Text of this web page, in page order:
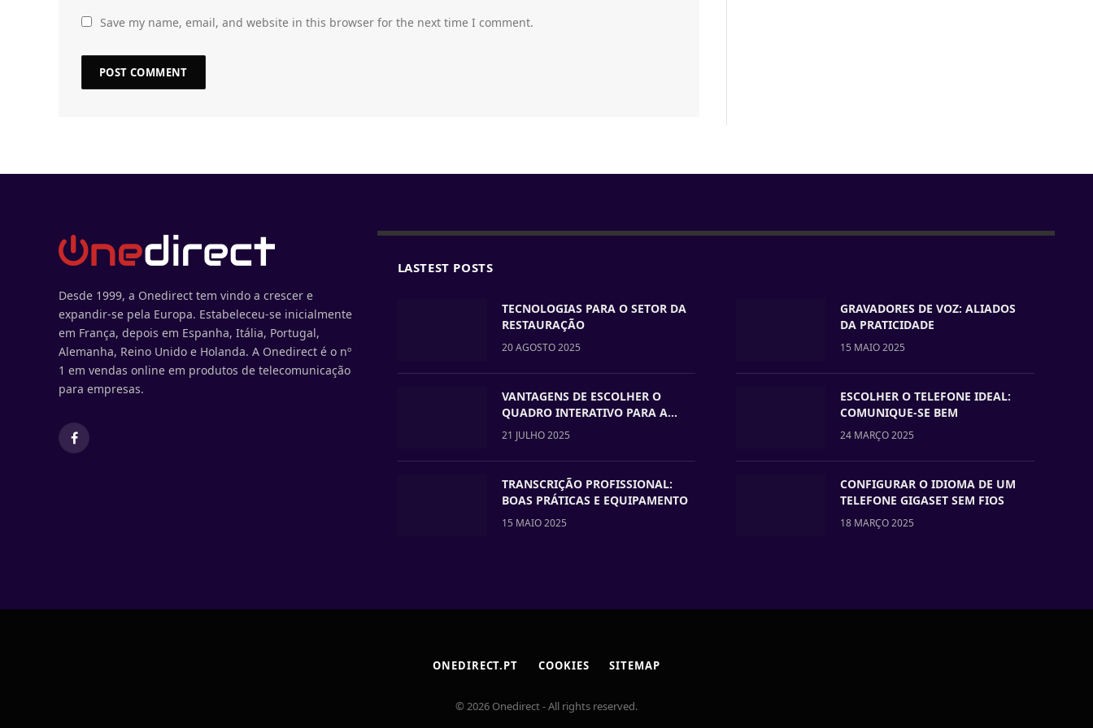
Save my name, email, and website in this browser for the next time I comment.
Desde 1999, a Onedirect tem vindo a crescer e
expandir-se pela Europa. Estabeleceu-se inicialmente
em França, depois em Espanha, Itália, Portugal,
Alemanha, Reino Unido e Holanda. A Onedirect é o nº
1 em vendas online em produtos de telecomunicação
para empresas.
Facebook
LASTEST POSTS
TECNOLOGIAS PARA O SETOR DA
RESTAURAÇÃO
20 AGOSTO 2025
VANTAGENS DE ESCOLHER O
QUADRO INTERATIVO PARA A
VOSSA ESCOLA
21 JULHO 2025
TRANSCRIÇÃO PROFISSIONAL:
BOAS PRÁTICAS E EQUIPAMENTO
15 MAIO 2025
GRAVADORES DE VOZ: ALIADOS
DA PRATICIDADE
15 MAIO 2025
ESCOLHER O TELEFONE IDEAL:
COMUNIQUE-SE BEM
24 MARÇO 2025
CONFIGURAR O IDIOMA DE UM
TELEFONE GIGASET SEM FIOS
18 MARÇO 2025
ONEDIRECT.PT COOKIES SITEMAP
© 2026 Onedirect - All rights reserved.